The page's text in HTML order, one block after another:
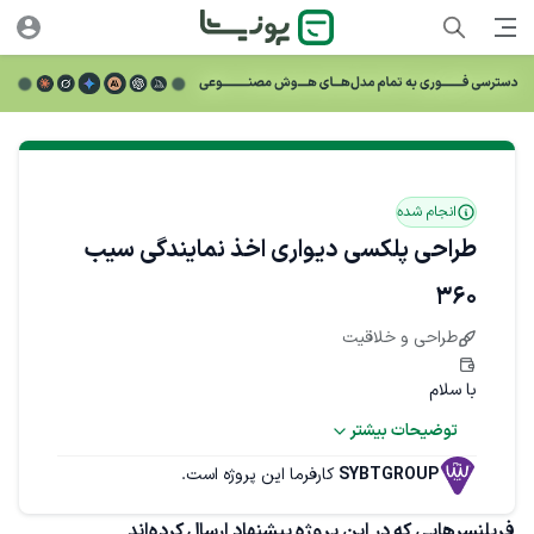
انجام شده
طراحی پلکسی دیواری اخذ نمایندگی سیب
۳۶۰
طراحی و خلاقیت
با سلام
چاپ و نصب روی پلکسی دیواری داخل شعب داریم.
این پلکسی قرار است روی دیوار شعب نصب شود و هدف آن
توضیحات بیشتر
SYBTGROUP کارفرما این پروژه است.